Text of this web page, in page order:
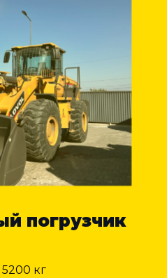
погрузчик
кг